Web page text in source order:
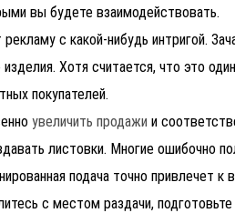
вы будете взаимодействовать.
с какой-нибудь интригой.
Хотя считается, что это
покупателей.
увеличить продажи и
листовки. Многие ошибочно
подача точно привлечет к
с местом раздачи,